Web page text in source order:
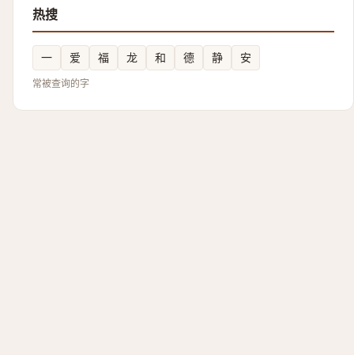
热搜
一 爱 福 龙 和 德 静 安
常被查询的字